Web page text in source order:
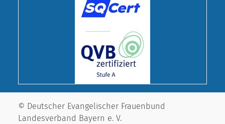
© Deutscher Evangelischer Frauenbund
Landesverband Bayern e. V.